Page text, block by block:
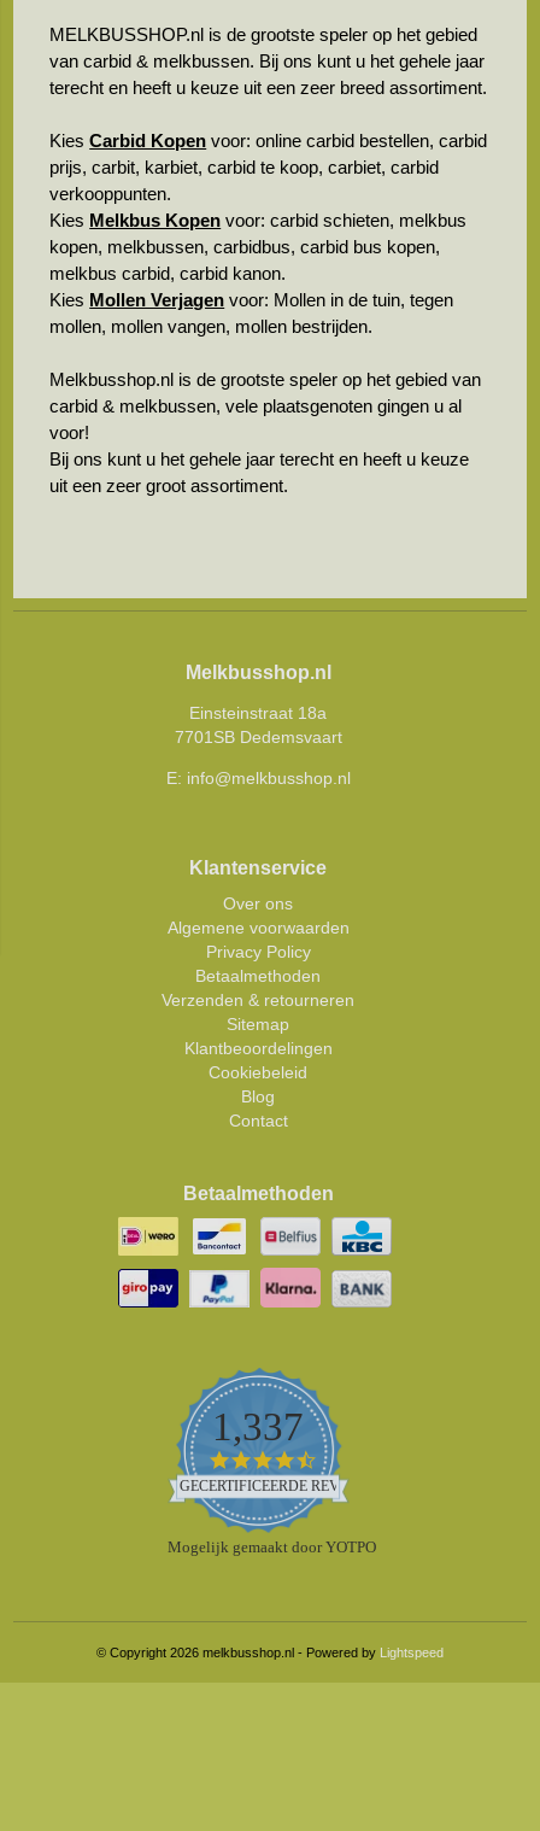
MELKBUSSHOP.nl is de grootste speler op het gebied
van carbid & melkbussen. Bij ons kunt u het gehele jaar
terecht en heeft u keuze uit een zeer breed assortiment.
KiesCarbid Kopen voor: online carbid bestellen, carbid
prijs, carbit, karbiet, carbid te koop, carbiet, carbid
verkooppunten.
Kies Melkbus Kopen voor: carbid schieten, melkbus
kopen, melkbussen, carbidbus, carbid bus kopen,
melkbus carbid, carbid kanon.
Kies Mollen Verjagen voor: Mollen in de tuin, tegen
mollen, mollen vangen, mollen bestrijden.
Melkbusshop.nl is de grootste speler op het gebied van
carbid & melkbussen, vele plaatsgenoten gingen u al
voor!
Bij ons kunt u het gehele jaar terecht en heeft u keuze
uit een zeer groot assortiment.
Melkbusshop.nl
Einsteinstraat 18a
7701SB Dedemsvaart
E: info@melkbusshop.nl
Klantenservice
Over ons
Algemene voorwaarden
Privacy Policy
Betaalmethoden
Verzenden & retourneren
Sitemap
Klantbeoordelingen
Cookiebeleid
Blog
Contact
Betaalmethoden
1,337
4.5
star
rating
GECERTIFICEERDE REVIEWS
Mogelijk gemaakt door YOTPO
© Copyright 2026 melkbusshop.nl - Powered by Lightspeed